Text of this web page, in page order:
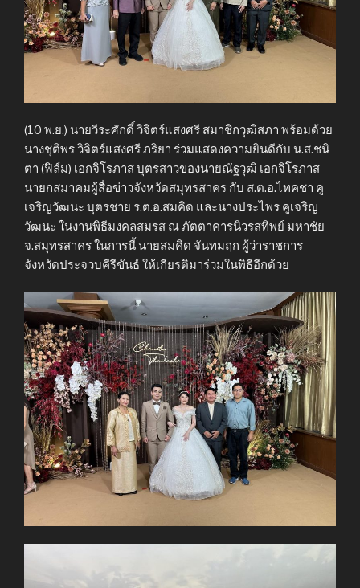
(10 พ.ย.) นายวีระศักดิ์ วิจิตร์แสงศรี สมาชิกวุฒิสภา พร้อมด้วย
นางชุติพร วิจิตร์แสงศรี ภริยา ร่วมแสดงความยินดีกับ น.ส.ชนิ
ตา (ฟิล์ม) เอกจิโรภาส บุตรสาวของนายณัฐวุฒิ เอกจิโรภาส
นายกสมาคมผู้สื่อข่าวจังหวัดสมุทรสาคร กับ ส.ต.อ.ไทคชา คู
เจริญวัฒนะ บุตรชาย ร.ต.อ.สมคิด และนางประไพร คูเจริญ
วัฒนะ ในงานพิธีมงคลสมรส ณ ภัตตาคารนิวรสทิพย์ มหาชัย
จ.สมุทรสาคร ในการนี้ นายสมคิด จันทมฤก ผู้ว่าราชการ
จังหวัดประจวบคีรีขันธ์ ให้เกียรติมาร่วมในพิธีอีกด้วย